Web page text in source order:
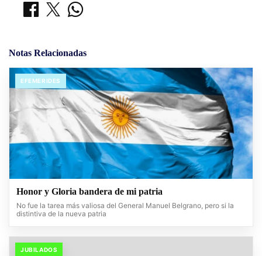
Notas Relacionadas
EFEMERIDES
Honor y Gloria bandera de mi patria
No fue la tarea más valiosa del General Manuel Belgrano, pero si la
distintiva de la nueva patria
JUBILADOS